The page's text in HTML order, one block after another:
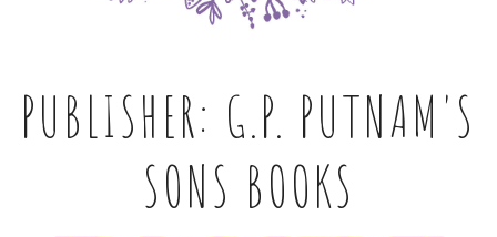
PUBLISHER: G.P. PUTNAM'S
SONS BOOKS